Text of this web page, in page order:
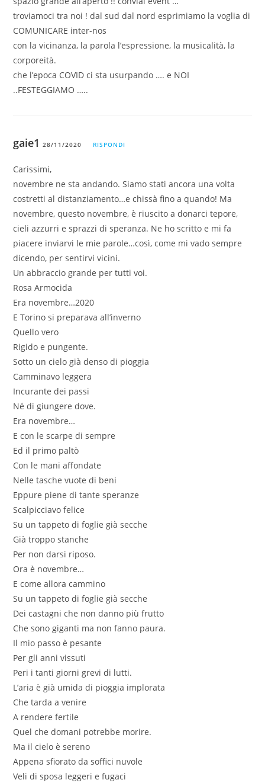
troviamoci tra noi ! dal sud dal nord esprimiamo la voglia di
COMUNICARE inter-nos
con la vicinanza, la parola l’espressione, la musicalità, la
corporeità.
che l’epoca COVID ci sta usurpando …. e NOI
..FESTEGGIAMO …..
gaie1 28/11/2020 RISPONDI
Carissimi,
novembre ne sta andando. Siamo stati ancora una volta
costretti al distanziamento…e chissà fino a quando! Ma
novembre, questo novembre, è riuscito a donarci tepore,
cieli azzurri e sprazzi di speranza. Ne ho scritto e mi fa
piacere inviarvi le mie parole…così, come mi vado sempre
dicendo, per sentirvi vicini.
Un abbraccio grande per tutti voi.
Rosa Armocida
Era novembre…2020
E Torino si preparava all’inverno
Quello vero
Rigido e pungente.
Sotto un cielo già denso di pioggia
Camminavo leggera
Incurante dei passi
Né di giungere dove.
Era novembre…
E con le scarpe di sempre
Ed il primo paltò
Con le mani affondate
Nelle tasche vuote di beni
Eppure piene di tante speranze
Scalpicciavo felice
Su un tappeto di foglie già secche
Già troppo stanche
Per non darsi riposo.
Ora è novembre…
E come allora cammino
Su un tappeto di foglie già secche
Dei castagni che non danno più frutto
Che sono giganti ma non fanno paura.
Il mio passo è pesante
Per gli anni vissuti
Peri i tanti giorni grevi di lutti.
L’aria è già umida di pioggia implorata
Che tarda a venire
A rendere fertile
Quel che domani potrebbe morire.
Ma il cielo è sereno
Appena sfiorato da soffici nuvole
Veli di sposa leggeri e fugaci